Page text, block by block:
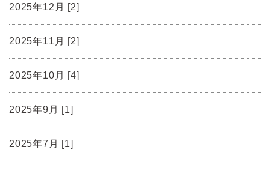
2025年12月 [2]
2025年11月 [2]
2025年10月 [4]
2025年9月 [1]
2025年7月 [1]